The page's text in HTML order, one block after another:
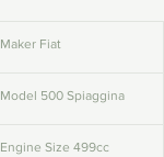
Maker Fiat
Model 500 Spiaggina
Engine Size 499cc